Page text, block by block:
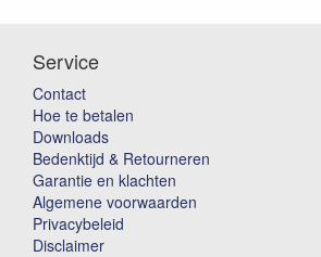
Service
Contact
Hoe te betalen
Downloads
Bedenktijd & Retourneren
Garantie en klachten
Algemene voorwaarden
Privacybeleid
Disclaimer